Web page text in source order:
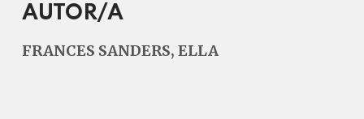
AUTOR/A
FRANCES SANDERS, ELLA